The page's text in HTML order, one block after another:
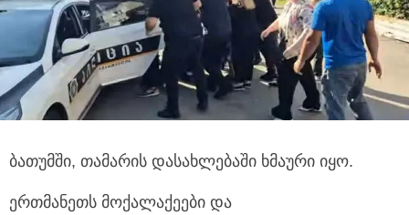
ბათუმში, თამარის დასახლებაში ხმაური იყო.
ერთმანეთს მოქალაქეები და